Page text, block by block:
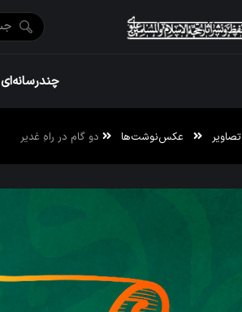
چندرسانه‌ای
تصاویر عکس‌نوشت‌ها دو گام در راهِ غدیر